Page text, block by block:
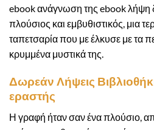
ebook ανάγνωση της ebook λήψη
πλούσιος και εμβυθιστικός, μια
ταπετσαρία που με έλκυσε με τα
κρυμμένα μυστικά της.
Δωρεάν Λήψεις
εραστής
Η γραφή ήταν σαν ένα πλούσιο,